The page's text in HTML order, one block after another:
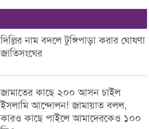
দিল্লির নাম বদলে টুঙ্গিপাড়া করার ঘোষণা
জাতিসংঘের
জামাতের কাছে ২০০ আসন চাইল
ইসলামি আন্দোলন! জামায়াত বলল,
কারও কাছে পাইলে আমাদেরকেও ১০০